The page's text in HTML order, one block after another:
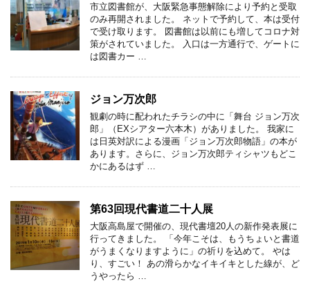
市立図書館が、大阪緊急事態解除により予約と受取
のみ再開されました。 ネットで予約して、本は受付
で受け取ります。 図書館は以前にも増してコロナ対
策がされていました。 入口は一方通行で、ゲートに
は図書カー …
ジョン万次郎
観劇の時に配われたチラシの中に「舞台 ジョン万次
郎」（EXシアター六本木）がありました。 我家に
は日英対訳による漫画「ジョン万次郎物語」の本が
あります。さらに、ジョン万次郎ティシャツもどこ
かにあるはず …
第63回現代書道二十人展
大阪高島屋で開催の、現代書壇20人の新作発表展に
行ってきました。 「今年こそは、もうちょいと書道
がうまくなりますように」の祈りを込めて。 やは
り、すごい！ あの滑らかなイキイキとした線が、ど
うやったら …